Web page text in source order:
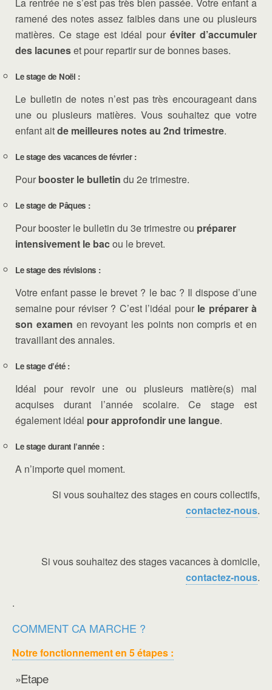
ramené des notes assez faibles dans une ou plusieurs
matières. Ce stage est idéal pour éviter d’accumuler
des lacuneset pour repartir sur de bonnes bases.
Le stage de Noël :
Le bulletin de notes n’est pas très encourageant dans
une ou plusieurs matières. Vous souhaitez que votre
enfant aitde meilleures notes au 2nd trimestre.
Le stage des vacances de février :
Pour booster le bulletin du 2e trimestre.
Le stage de Pâques :
Pour booster le bulletin du 3e trimestre ou préparer
intensivement le bacou le brevet.
Le stage des révisions :
Votre enfant passe le brevet ? le bac ? Il dispose d’une
semaine pour réviser ? C’est l’idéal pour le préparer à
son examen en revoyant les points non compris et en
travaillant des annales.
Le stage d’été :
Idéal pour revoir une ou plusieurs matière(s) mal
acquises durant l’année scolaire. Ce stage est
également idéal pour approfondir une langue.
Le stage durant l’année :
A n’importe quel moment.
Si vous souhaitez des stages en cours collectifs,
contactez-nous.
Si vous souhaitez des stages vacances à domicile,
contactez-nous.
.
COMMENT CA MARCHE ?
Notre fonctionnement en 5 étapes :
»Etape